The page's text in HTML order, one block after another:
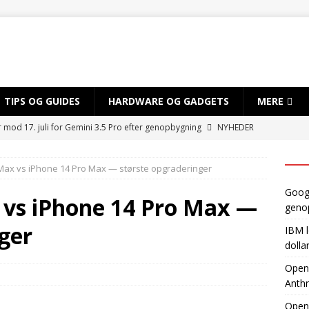
TIPS OG GUIDES HARDWARE OG GADGETS MERE
mod 17. juli for Gemini 3.5 Pro efter genopbygning
NYHEDER
INTELLIGENS
EU adgang til ny AI-model, mens Anthropic holder igen
AI-smartphone med MediaTek og Qualcomm
vs iPhone 14 Pro Max — største opgraderinger
iPhone 14 Pro Max —
IBM